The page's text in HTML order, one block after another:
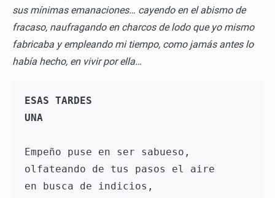
sus mínimas emanaciones… cayendo en el abismo de
fracaso, naufragando en charcos de lodo que yo mismo
fabricaba y empleando mi tiempo, como jamás antes lo
había hecho, en vivir por ella…
ESAS TARDES
UNA
Empeño puse en ser sabueso,
olfateando de tus pasos el aire
en busca de indicios,